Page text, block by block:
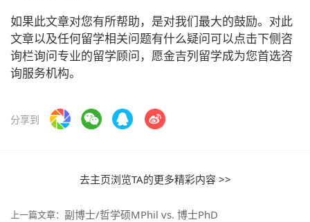
如果此文章对您有所帮助，是对我们最大的鼓励。对此
文章以及任何留学相关问题有什么疑问可以点击下侧咨
询栏询问专业的留学顾问，愿金吉列留学成为您首选咨
询服务机构。
分享到
去主页浏览TA的更多精彩内容 >>
上一篇文章： 副博士/哲学硕MPhil vs. 博士PhD